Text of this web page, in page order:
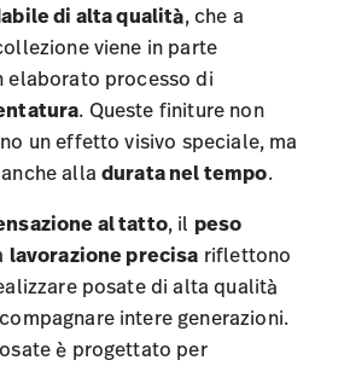
di alta qualità, che a
viene in parte
elaborato processo di
. Queste finiture non
un effetto visivo speciale, ma
alla durata nel tempo.
al tatto, il peso
lavorazione precisa riflettono
posate di alta qualità
intere generazioni.
è progettato per